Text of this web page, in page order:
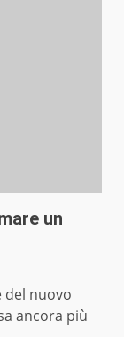
un
del nuovo
ancora più